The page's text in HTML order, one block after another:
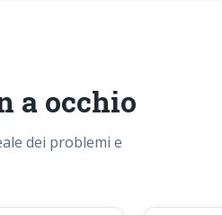
a occhio
dei problemi e